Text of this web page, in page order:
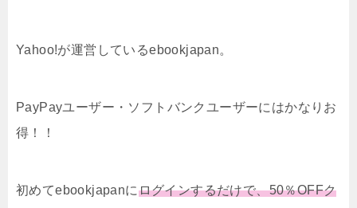
Yahoo!が運営しているebookjapan。
PayPayユーザー・ソフトバンクユーザーにはかなりお
得！！
初めてebookjapanにログインするだけで、50％OFFク